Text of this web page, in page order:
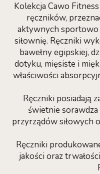
Kolekcja Cawo
ręczników,
aktywnych sportowo
siłownię. Ręczniki
bawełny egipskiej,
dotyku, mięsiste i
właściwości
Ręczniki posiadają
świetnie
przyrządów siłowych
Ręczniki
jakości oraz